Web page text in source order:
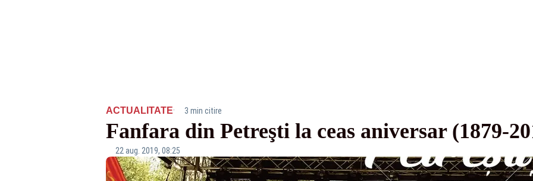
ACTUALITATE· 3 min citire
Fanfara din Petreşti la ceas aniversar (1879-
22 aug. 2019, 08:25